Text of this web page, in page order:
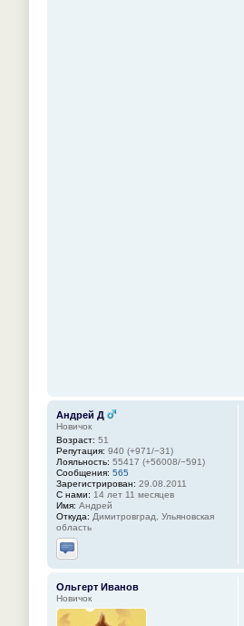
Андрей Д
Новичок
Возраст: 51
Репутация: 940 (+971/−31)
Лояльность: 55417 (+56008/−591)
Сообщения: 565
Зарегистрирован: 29.08.2011
С нами: 14 лет 11 месяцев
Имя: Андрей
Откуда: Димитровград, Ульяновская
область
Отправить личное сообщение
Ольгерт Иванов
Новичок